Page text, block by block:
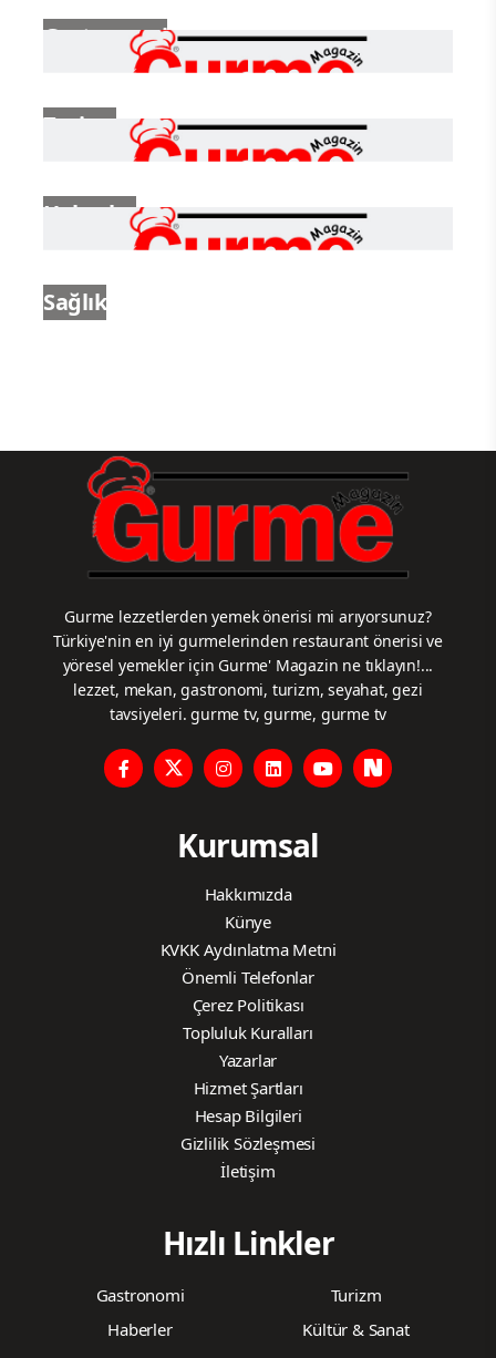
Gastronomi
Turizm
Haberler
Sağlık
Gurme lezzetlerden yemek önerisi mi arıyorsunuz?
Türkiye'nin en iyi gurmelerinden restaurant önerisi ve
yöresel yemekler için Gurme' Magazin ne tıklayın!...
lezzet, mekan, gastronomi, turizm, seyahat, gezi
tavsiyeleri. gurme tv, gurme, gurme tv
Kurumsal
Hakkımızda
Künye
KVKK Aydınlatma Metni
Önemli Telefonlar
Çerez Politikası
Topluluk Kuralları
Yazarlar
Hizmet Şartları
Hesap Bilgileri
Gizlilik Sözleşmesi
İletişim
Hızlı Linkler
Gastronomi
Turizm
Haberler
Kültür & Sanat